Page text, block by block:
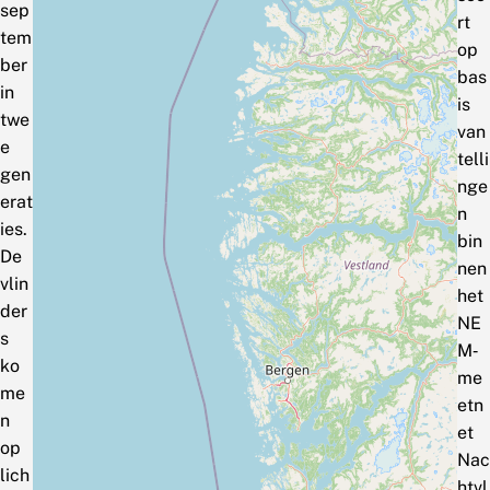
sep
tem
ber
in
twe
e
gen
erat
ies.
De
vlin
der
s
ko
me
n
op
lich
rt
op
bas
is
van
telli
nge
n
bin
nen
het
NE
M‑
me
etn
et
Nac